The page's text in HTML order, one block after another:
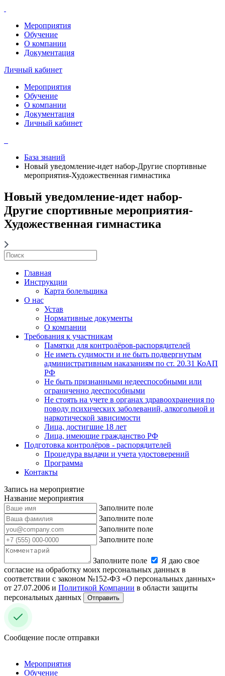
Мероприятия
Обучение
О компании
Документация
Личный кабинет
Мероприятия
Обучение
О компании
Документация
Личный кабинет
База знаний
Новый уведомление-идет набор-Другие спортивные
мероприятия-Художественная гимнастика
Новый уведомление-идет набор-
Другие спортивные мероприятия-
Художественная гимнастика
Главная
Инструкции
Карта болельщика
О нас
Устав
Нормативные документы
О компании
Требования к участникам
Памятки для контролёров-распорядителей
Не иметь судимости и не быть подвергнутым
административным наказаниям по ст. 20.31 КоАП
РФ
Не быть признанными недееспособными или
ограниченно дееспособными
Не стоять на учете в органах здравоохранения по
поводу психических заболеваний, алкогольной и
наркотической зависимости
Лица, достигшие 18 лет
Лица, имеющие гражданство РФ
Подготовка контролёров - распорядителей
Процедура выдачи и учета удостоверений
Программа
Контакты
Запись на мероприятие
Название мероприятия
Заполните поле
Заполните поле
Заполните поле
Заполните поле
Заполните поле
Я даю свое
согласие на обработку моих персональных данных в
соответствии с законом №152-ФЗ «О персональных данных»
от 27.07.2006 и Политикой Компании в области защиты
персональных данных
Отправить
Сообщение после отправки
Мероприятия
Обучение